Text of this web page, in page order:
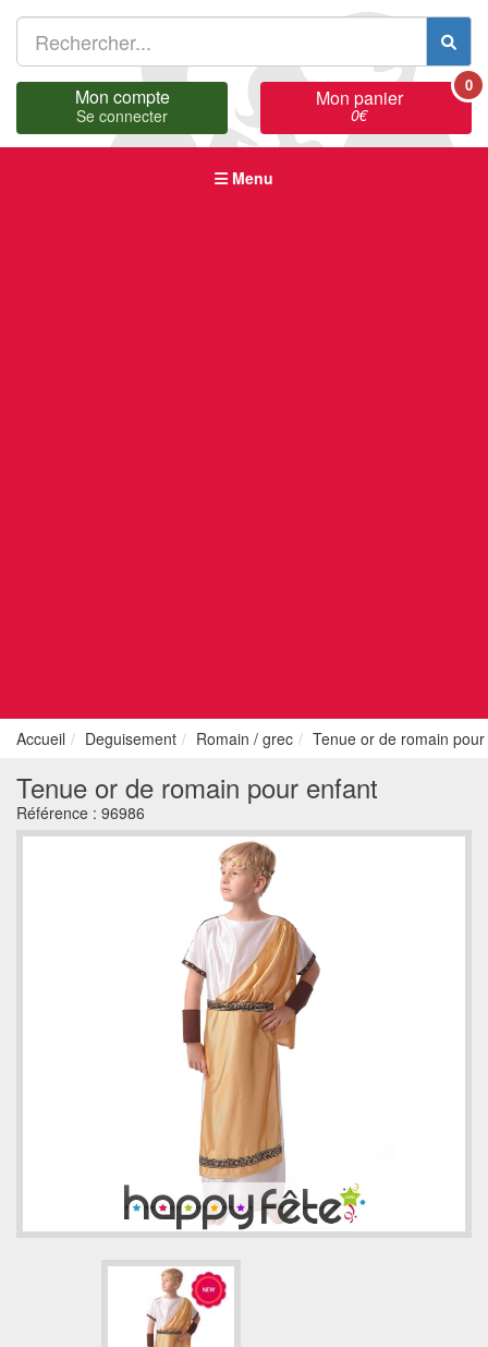
Mon compte
Se connecter
Mon panier
0€
0
Menu
Accueil Deguisement Romain / grec Tenue or de romain
Tenue or de romain pour enfant
Référence : 96986